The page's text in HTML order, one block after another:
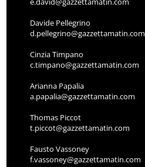
Davide Pellegrino
d.pellegrino@gazzettamatin.com
Cinzia Timpano
c.timpano@gazzettamatin.com
Arianna Papalia
a.papalia@gazzettamatin.com
Thomas Piccot
t.piccot@gazzettamatin.com
Fausto Vassoney
f.vassoney@gazzettamatin.com